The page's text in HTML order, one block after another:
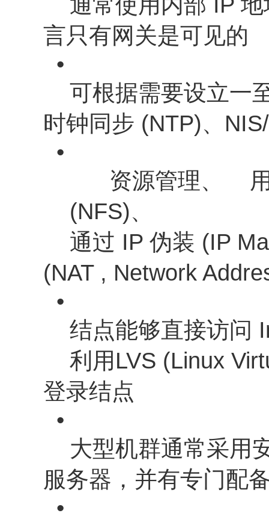
言只有网关是可见的
•
可根据需要设立一
时钟同步 (NTP)、
•
资源管理、 用户
(NFS)、
通过 IP 伪装 (IP
(NAT , Network
•
结点能够直接访问
利用LVS (Linux
登录结点
•
大型机群通常采用
服务器，并有专门配
•